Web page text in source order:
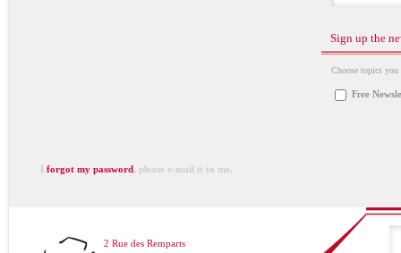
Sign up the
Choose topics you
Free
I forgot my password, please e-mail it to me.
2 Rue des Remparts